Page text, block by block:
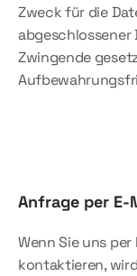
Zweck für die
abgeschlossener
Zwingende
Anfrage per E-
Wenn Sie uns per
kontaktieren,